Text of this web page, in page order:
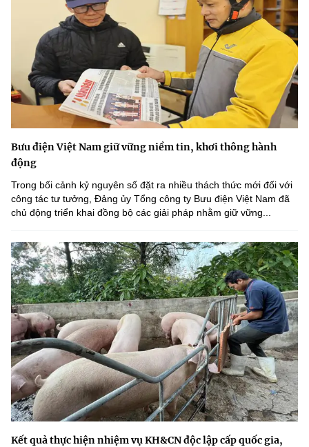
Bưu điện Việt Nam giữ vững niềm tin, khơi thông hành
động
Trong bối cảnh kỷ nguyên số đặt ra nhiều thách thức mới đối với
công tác tư tưởng, Đảng ủy Tổng công ty Bưu điện Việt Nam đã
chủ động triển khai đồng bộ các giải pháp nhằm giữ vững...
Kết quả thực hiện nhiệm vụ KH&CN độc lập cấp quốc gia,